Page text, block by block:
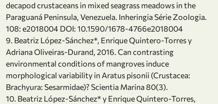
decapod crustaceans in mixed seagrass meadows in the
Paraguaná Peninsula, Venezuela. Inheringia Série Zoologia.
108: e2018004 DOI: 10.1590/1678-4766e2018004
9. Beatriz López-Sánchez*, Enrique Quintero-Torres y
Adriana Oliveiras-Durand, 2016. Can contrasting
environmental conditions of mangroves induce
morphological variability in Aratus pisonii (Crustacea:
Brachyura: Sesarmidae)? Scientia Marina 80(3).
10. Beatriz López-Sánchez* y Enrique Quintero-Torres,